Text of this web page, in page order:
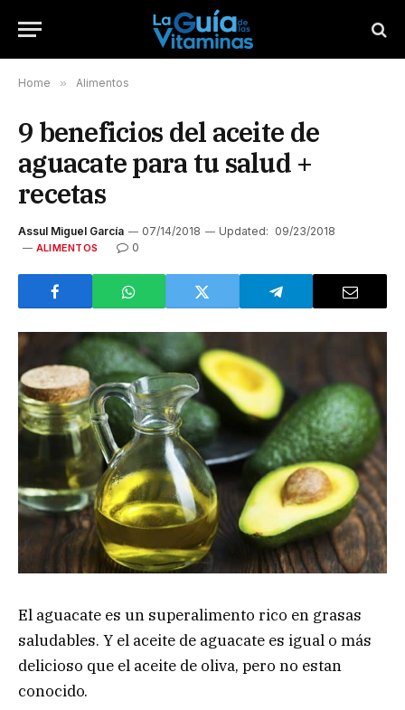
Home » Alimentos
9 beneficios del aceite de
aguacate para tu salud +
recetas
Assul Miguel García 07/14/2018 Updated: 09/23/2018
ALIMENTOS 0
El aguacate es un superalimento rico en grasas
saludables. Y el aceite de aguacate es igual o más
delicioso que el aceite de oliva, pero no estan
conocido.